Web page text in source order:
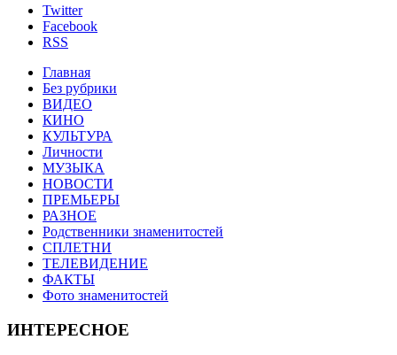
Twitter
Facebook
RSS
Главная
Без рубрики
ВИДЕО
КИНО
КУЛЬТУРА
Личности
МУЗЫКА
НОВОСТИ
ПРЕМЬЕРЫ
РАЗНОЕ
Родственники знаменитостей
СПЛЕТНИ
ТЕЛЕВИДЕНИЕ
ФАКТЫ
Фото знаменитостей
ИНТЕРЕСНОЕ